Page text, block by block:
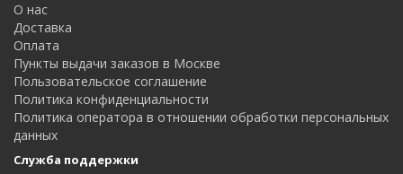
О нас
Доставка
Оплата
Пункты выдачи заказов в Москве
Пользовательское соглашение
Политика конфиденциальности
Политика оператора в отношении обработки персональных
данных
Служба поддержки